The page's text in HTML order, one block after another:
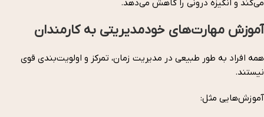
می‌کند و انگیزه درونی را کاهش می‌دهد.
آموزش مهارت‌های خودمدیریتی به کارمندان
همه افراد به طور طبیعی در مدیریت زمان، تمرکز و اولویت‌بندی قوی
نیستند.
آموزش‌هایی مثل: